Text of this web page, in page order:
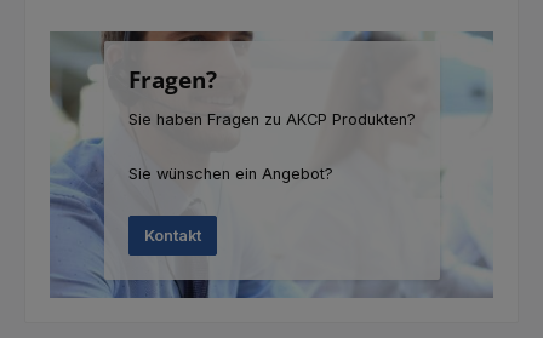
Fragen?
Sie haben Fragen zu AKCP Produkten?
Sie wünschen ein Angebot?
Kontakt